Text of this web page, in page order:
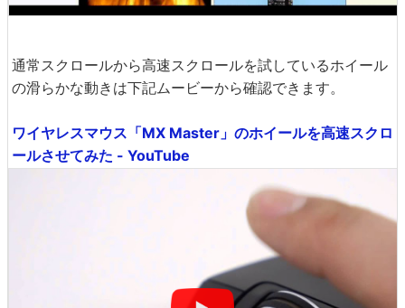
通常スクロールから高速スクロールを試しているホイール
の滑らかな動きは下記ムービーから確認できます。
ワイヤレスマウス「MX Master」のホイールを高速スクロ
ールさせてみた - YouTube